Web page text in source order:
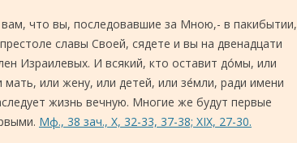
что вы, последовавшие за Мною,- в пакибытии,
славы Своей, сядете и вы на двенадцати
Израилевых. И всякий, кто оставит до́мы, или
мать, или жену, или детей, или зе́мли, ради имени
жизнь вечную. Многие же будут первые
Мф., 38 зач., X, 32-33, 37-38; XIX, 27-30.